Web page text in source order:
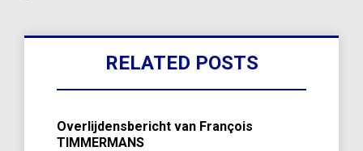
RELATED POSTS
Overlijdensbericht van François
TIMMERMANS